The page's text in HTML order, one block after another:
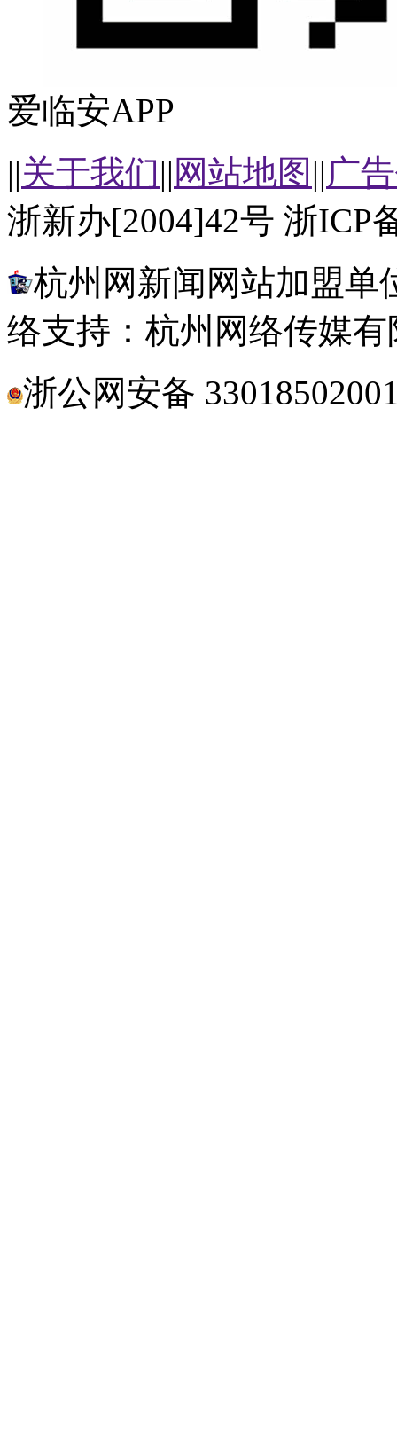
爱临安APP
||关于我们|| 网站地图 ||广
浙新办[2004]42号 浙ICP
杭州网新闻网站加盟单
络支持：杭州网络传媒有
浙公网安备